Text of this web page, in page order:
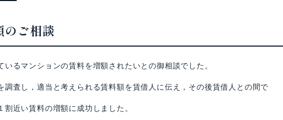
のご相談
るマンションの賃料を増額されたいとの御相談でした。
査し，適当と考えられる賃料額を賃借人に伝え，その後賃借人との間で
近い賃料の増額に成功しました。